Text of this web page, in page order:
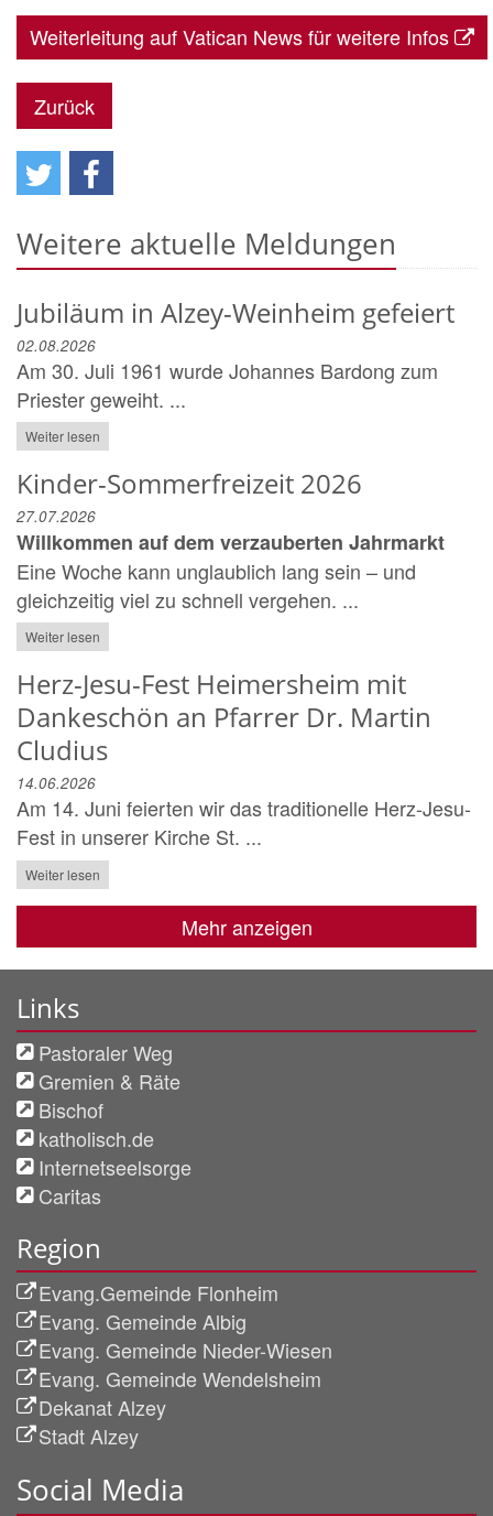
Weiterleitung auf Vatican News für weitere Infos
Zurück
Weitere aktuelle Meldungen
Jubiläum in Alzey-Weinheim gefeiert
02.08.2026
Am 30. Juli 1961 wurde Johannes Bardong zum
Priester geweiht. ...
Weiter lesen
Kinder-Sommerfreizeit 2026
27.07.2026
Willkommen auf dem verzauberten Jahrmarkt
Eine Woche kann unglaublich lang sein – und
gleichzeitig viel zu schnell vergehen. ...
Weiter lesen
Herz-Jesu-Fest Heimersheim mit
Dankeschön an Pfarrer Dr. Martin
Cludius
14.06.2026
Am 14. Juni feierten wir das traditionelle Herz-Jesu-
Fest in unserer Kirche St. ...
Weiter lesen
Mehr anzeigen
Links
Pastoraler Weg
Gremien & Räte
Bischof
katholisch.de
Internetseelsorge
Caritas
Region
Evang.Gemeinde Flonheim
Evang. Gemeinde Albig
Evang. Gemeinde Nieder-Wiesen
Evang. Gemeinde Wendelsheim
Dekanat Alzey
Stadt Alzey
Social Media